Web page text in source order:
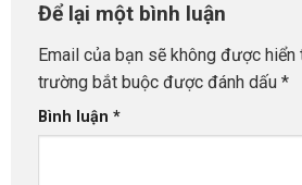
Để lại một bình luận
Email của bạn sẽ không được hiển
trường bắt buộc được đánh dấu *
Bình luận *